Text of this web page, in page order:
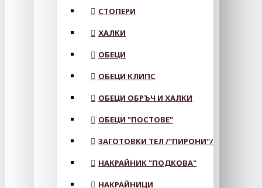
СТОПЕРИ
ХАЛКИ
ОБЕЦИ
ОБЕЦИ КЛИПС
ОБЕЦИ ОБРЪЧ И ХАЛКИ
ОБЕЦИ "ПОСТОВЕ"
ЗАГОТОВКИ ТЕЛ /"ПИРОНИ"/
НАКРАЙНИК "ПОДКОВА"
НАКРАЙНИЦИ